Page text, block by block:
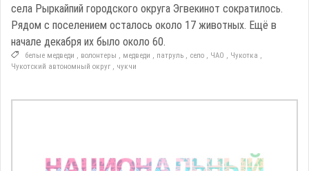
села Рыркайпий городского округа Эгвекинот сократилось.
Рядом с поселением осталось около 17 животных. Ещё в
начале декабря их было около 60.
белые медведи , волонтеры , медведи , патруль , село , ЧАО , Чукотка ,
Чукотский автономный округ , чукчи